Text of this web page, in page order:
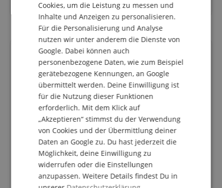
Zu diesem Artikel wurden noch keine Fragen gestellt.
Finanzierung
easyCredit Ratenkauf
Du kannst den Kaufbetrag bequem auf
Raten bezahlen. Du siehst sofort, ob
dein Antrag genehmigt wurde.
2 bis 60 Monate Laufzeit
Finanzieren ab22,00 € / Monat
mehr Infos zum Ratenkauf
SPANISH
Cookies, um die Leistung zu messen und
Inhalte und Anzeigen zu personalisieren.
Für die Personalisierung und Analyse
nutzen wir unter anderem die Dienste von
Google. Dabei können auch
personenbezogene Daten, wie zum Beispiel
gerätebezogene Kennungen, an Google
übermittelt werden. Deine Einwilligung ist
für die Nutzung dieser Funktionen
erforderlich. Mit dem Klick auf
„Akzeptieren“ stimmst du der Verwendung
von Cookies und der Übermittlung deiner
Daten an Google zu. Du hast jederzeit die
Möglichkeit, deine Einwilligung zu
widerrufen oder die Einstellungen
anzupassen. Weitere Details findest Du in